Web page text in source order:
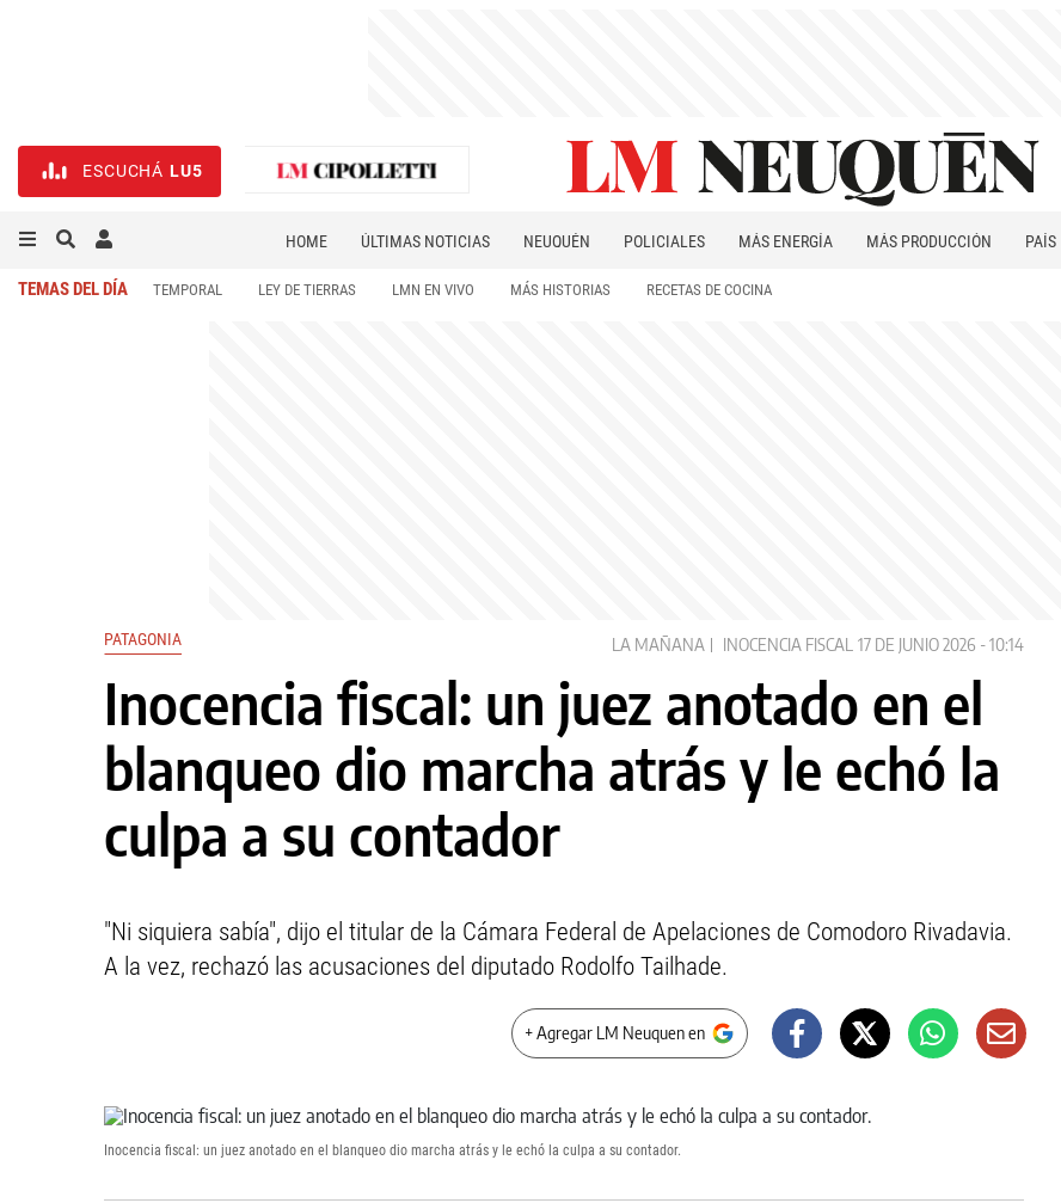
ESCUCHÁ LU5
HOME ÚLTIMAS NOTICIAS NEUQUÉN POLICIALES MÁS ENERGÍA MÁS PRODUCCIÓN PAÍS
TEMAS DEL DÍA TEMPORAL LEY DE TIERRAS LMN EN VIVO MÁS HISTORIAS RECETAS DE COCINA
PATAGONIA LA MAÑANA INOCENCIA FISCAL 17 DE JUNIO 2026 - 10:14
Inocencia fiscal: un juez anotado en el
blanqueo dio marcha atrás y le echó la
culpa a su contador
"Ni siquiera sabía", dijo el titular de la Cámara Federal de Apelaciones de Comodoro Rivadavia.
A la vez, rechazó las acusaciones del diputado Rodolfo Tailhade.
+ Agregar LM Neuquen en
Inocencia fiscal: un juez anotado en el blanqueo dio marcha atrás y le echó la culpa a su contador.